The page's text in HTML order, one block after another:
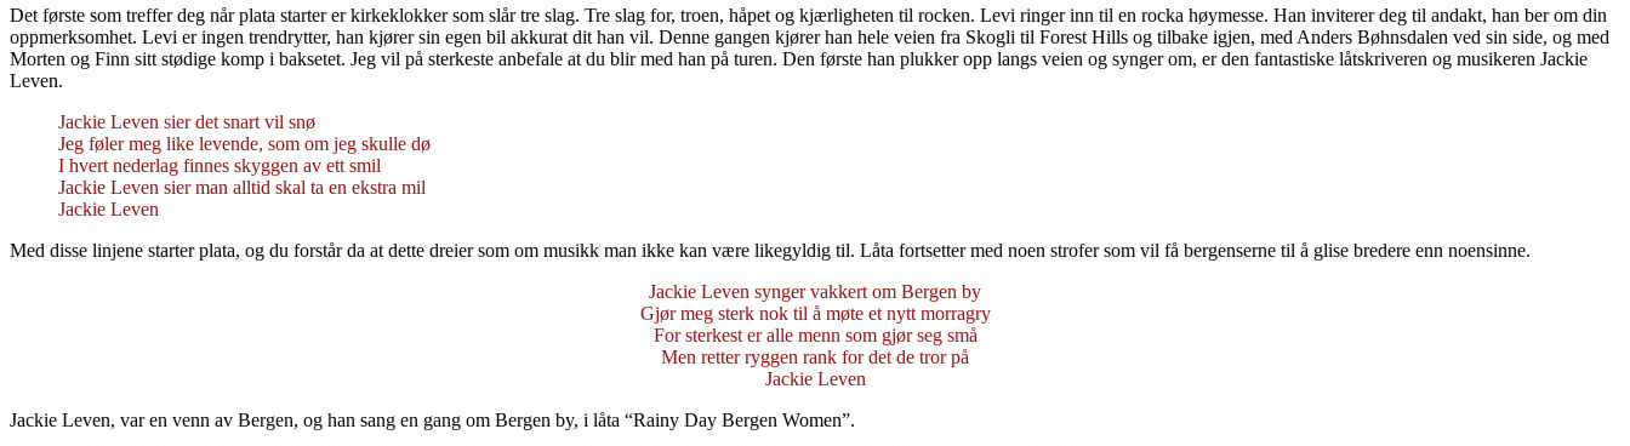
Det første som treffer deg når plata starter er kirkeklokker som slår tre slag. Tre slag for, troen, håpet og kjærligheten til rocken. Levi ringer inn til en rocka høymesse. Han inviterer deg til andakt, han ber om din
oppmerksomhet. Levi er ingen trendrytter, han kjører sin egen bil akkurat dit han vil. Denne gangen kjører han hele veien fra Skogli til Forest Hills og tilbake igjen, med Anders Bøhnsdalen ved sin side, og med
Morten og Finn sitt stødige komp i baksetet. Jeg vil på sterkeste anbefale at du blir med han på turen. Den første han plukker opp langs veien og synger om, er den fantastiske låtskriveren og musikeren Jackie
Leven.
Jackie Leven sier det snart vil snø
Jeg føler meg like levende, som om jeg skulle dø
I hvert nederlag finnes skyggen av ett smil
Jackie Leven sier man alltid skal ta en ekstra mil
Jackie Leven
Med disse linjene starter plata, og du forstår da at dette dreier som om musikk man ikke kan være likegyldig til. Låta fortsetter med noen strofer som vil få bergenserne til å glise bredere enn noensinne.
Jackie Leven synger vakkert om Bergen by
Gjør meg sterk nok til å møte et nytt morragry
For sterkest er alle menn som gjør seg små
Men retter ryggen rank for det de tror på
Jackie Leven
Jackie Leven, var en venn av Bergen, og han sang en gang om Bergen by, i låta “Rainy Day Bergen Women”.